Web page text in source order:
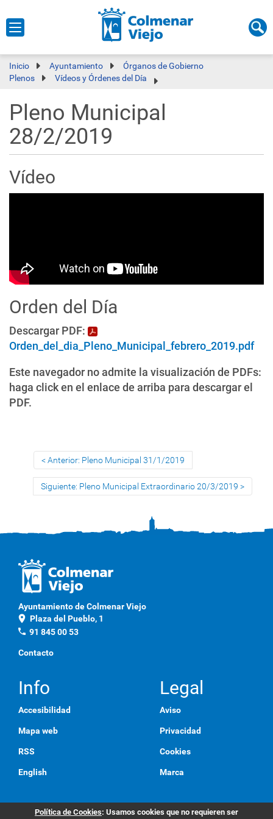
Inicio Ayuntamiento
Órganos de Gobierno
Plenos
Vídeos y Órdenes del Día
Pleno Municipal
28/2/2019
Vídeo
Orden del Día
Descargar PDF:
Orden_del_dia_Pleno_Municipal_febrero_2019.pdf
Este navegador no admite la visualización de PDFs:
haga click en el enlace de arriba para descargar el
PDF.
Anterior: Pleno Municipal 31/1/2019
Siguiente: Pleno Municipal Extraordinario 20/3/2019
Ayuntamiento de Colmenar Viejo
location_on Plaza del Pueblo, 1
phone 91 845 00 53
Contacto
Info
Accesibilidad
Mapa web
RSS
English
Legal
Aviso
Privacidad
Cookies
Marca
Política de Cookies: Usamos cookies que no requieren ser